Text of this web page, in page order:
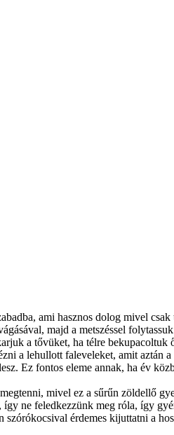
ami hasznos dolog mivel
majd a metszéssel
a tővüket, ha télre bekupacoltuk
a lehullott faleveleket, amit aztán a
Ez fontos eleme annak, ha év
mivel ez a sűrűn zöldellő
ne feledkezzünk meg róla, így
érdemes kijuttatni a